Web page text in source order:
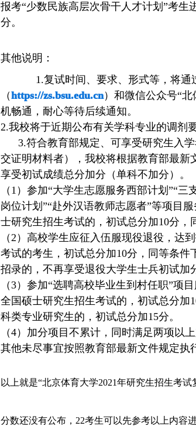
报考“少数民族高层次骨干人才计划”考生
分。
其他说明：
1.复试时间、要求、形式等，将通
（https://zs.bsu.edu.cn）和微信公众号“
机畅通，耐心等待后续通知。
2.我校将于近期公布有关学科专业的调剂
3.符合教育部规定、可享受研究生入学
交证明材料者），我校将根据教育部最
享受初试成绩总分加分（单科不加分）。
（1）参加“大学生志愿服务西部计划”“
岗位计划”“赴外汉语教师志愿者”等项目
士研究生招生考试的，初试总分加10分，
（2）高校学生应征入伍服现役退役，达
考试的考生，初试总分加10分，同等条件
招录的，不再享受退役大学生士兵初试加
（3）参加“选聘高校毕业生到村任职”项
全国硕士研究生招生考试的，初试总分加
科类专业研究生的，初试总分加15分。
（4）加分项目不累计，同时满足两项以
其他未尽事宜按照教育部最新文件规定执
以上就是“北京体育大学2021年研究生招生考
分数还没有公布，22考生可以先参考以上内容